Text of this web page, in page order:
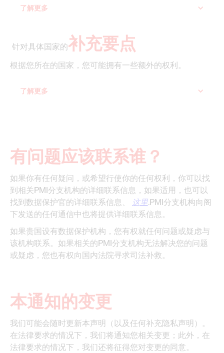
了解更多
‍ 针对具体国家的补充要点
根据您所在的国家，您可能拥有一些额外的权利。
了解更多
有问题应该联系谁？
如果你有任何疑问，或希望行使你的任何权利，你可以找
到相关PMI分支机构的详细联系信息，如果适用，也可以
找到数据保护官的详细联系信息、 这里.PMI分支机构向阁
下发送的任何通信中也将提供详细联系信息。
如果贵国设有数据保护机构，您有权就任何问题或疑虑与
该机构联系。如果相关的PMI分支机构无法解决您的问题
或疑虑，您也有权向国内法院寻求司法补救。
本通知的变更
我们可能会随时更新本声明（以及任何补充隐私声明）。
在法律要求的情况下，我们将通知您相关变更；此外，在
法律要求的情况下，我们还将征得您对变更的同意。